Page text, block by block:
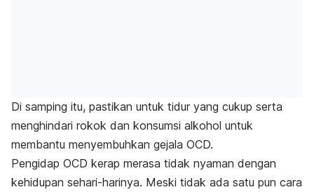
Di samping itu, pastikan untuk tidur yang cukup serta
menghindari rokok dan konsumsi alkohol untuk
membantu menyembuhkan gejala OCD.
Pengidap OCD kerap merasa tidak nyaman dengan
kehidupan sehari-harinya. Meski tidak ada satu pun cara